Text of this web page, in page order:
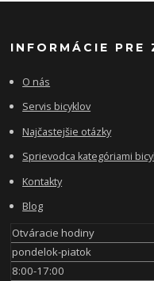
INFORMÁCIE PRE
O nás
Servis bicyklov
Najčastejšie otázky
Sprievodca kategóriami
Kontakty
Blog
Otváracie hodiny
pondelok-piatok
8:00-17:00